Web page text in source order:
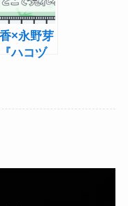
×永野芽
ハコヅ